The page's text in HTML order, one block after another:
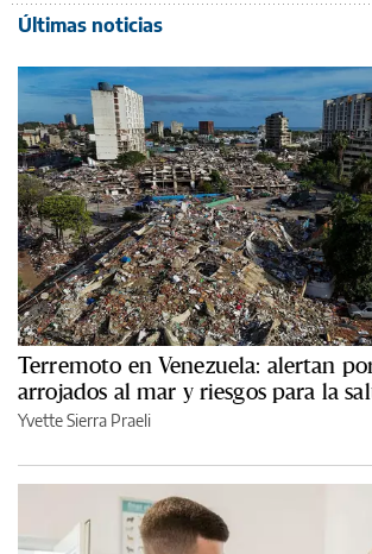
Últimas noticias
Terremoto en Venezuela: alertan
arrojados al mar y riesgos para la
Yvette Sierra Praeli